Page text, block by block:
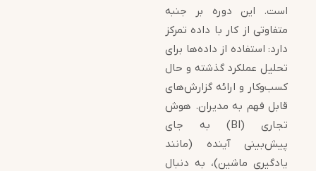
است. این دوره بر جنبه
متفاوتی از کار با داده تمرکز
دارد: استفاده از داده‌ها برای
تحلیل عملکرد گذشته و حال
کسب‌وکار و ارائه گزارش‌های
قابل فهم به مدیران. هوش
تجاری (BI) به جای
پیش‌بینی آینده (مانند
یادگیری ماشین)، به دنبال